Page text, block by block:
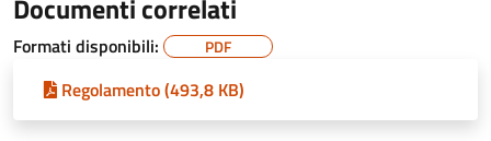
Documenti correlati
Formati disponibili: PDF
Regolamento (493,8 KB)